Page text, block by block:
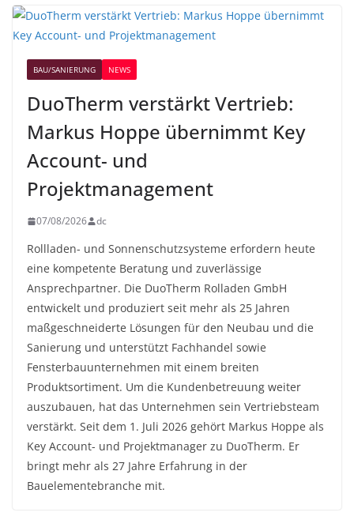
BAU/SANIERUNG NEWS
DuoTherm verstärkt Vertrieb:
Markus Hoppe übernimmt Key
Account- und
Projektmanagement
07/08/2026 dc
Rollladen- und Sonnenschutzsysteme erfordern heute
eine kompetente Beratung und zuverlässige
Ansprechpartner. Die DuoTherm Rolladen GmbH
entwickelt und produziert seit mehr als 25 Jahren
maßgeschneiderte Lösungen für den Neubau und die
Sanierung und unterstützt Fachhandel sowie
Fensterbauunternehmen mit einem breiten
Produktsortiment. Um die Kundenbetreuung weiter
auszubauen, hat das Unternehmen sein Vertriebsteam
verstärkt. Seit dem 1. Juli 2026 gehört Markus Hoppe als
Key Account- und Projektmanager zu DuoTherm. Er
bringt mehr als 27 Jahre Erfahrung in der
Bauelementebranche mit.